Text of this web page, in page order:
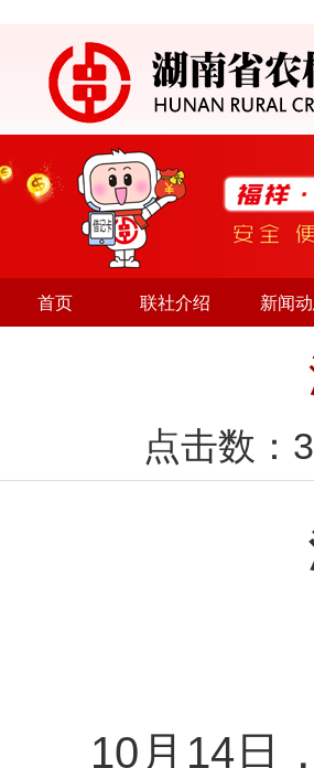
首页 联社介绍 新闻
点击数：
10月14日，